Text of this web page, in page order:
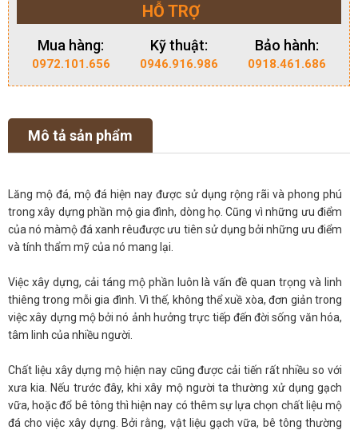
HỖ TRỢ
Mua hàng:
0972.101.656
Kỹ thuật:
0946.916.986
Bảo hành:
0918.461.686
Mô tả sản phẩm
Lăng mộ đá, mộ đá hiện nay được sử dụng rộng rãi và phong phú
trong xây dựng phần mộ gia đình, dòng họ. Cũng vì những ưu điểm
của nó màmộ đá xanh rêuđược ưu tiên sử dụng bởi những ưu điểm
và tính thẩm mỹ của nó mang lại.
Việc xây dựng, cải táng mộ phần luôn là vấn đề quan trọng và linh
thiêng trong mỗi gia đình. Vì thế, không thể xuề xòa, đơn giản trong
việc xây dựng mộ bởi nó ảnh hưởng trực tiếp đến đời sống văn hóa,
tâm linh của nhiều người.
Chất liệu xây dựng mộ hiện nay cũng được cải tiến rất nhiều so với
xưa kia. Nếu trước đây, khi xây mộ người ta thường xử dụng gạch
vữa, hoặc đổ bê tông thì hiện nay có thêm sự lựa chọn chất liệu mộ
đá cho việc xây dựng. Bởi rằng, vật liệu gạch vữa, bê tông thường